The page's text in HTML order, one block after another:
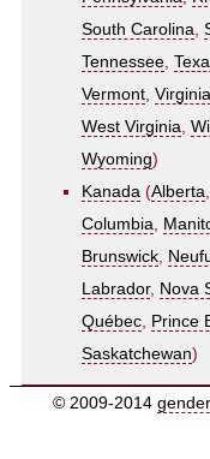
South Carolina,
Tennessee,
Vermont, Virginia
West Virginia,
Wyoming)
Kanada (Alberta,
Columbia,
Brunswick,
Labrador, Nova
Québec, Prince
Saskatchewan)
© 2009-2014